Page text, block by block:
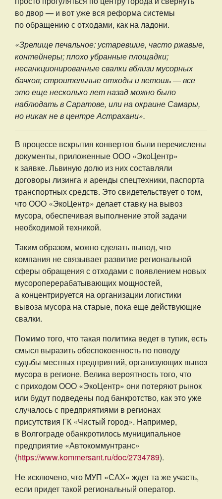
во двор — и вот уже вся реформа системы
по обращению с отходами, как на ладони.
«Зрелище печальное: устаревшие, часто ржавые,
контейнеры; плохо убранные площадки;
несанкционированные свалки вблизи мусорных
бачков; строительные отходы и ветошь — все
это еще несколько лет назад можно было
наблюдать в Саратове, или на окраине Самары,
но никак не в центре Астрахани».
В процессе вскрытия конвертов были перечислены
документы, приложенные ООО «ЭкоЦентр»
к заявке. Львиную долю из них составляли
договоры лизинга и аренды спецтехники, паспорта
транспортных средств. Это свидетельствует о том,
что ООО «ЭкоЦентр» делает ставку на вывоз
мусора, обеспечивая выполнение этой задачи
необходимой техникой.
Таким образом, можно сделать вывод, что
компания не связывает развитие региональной
сферы обращения с отходами с появлением новых
мусороперерабатывающих мощностей,
а концентрируется на организации логистики
вывоза мусора на старые, пока еще действующие
свалки.
Помимо того, что такая политика ведет в тупик, есть
смысл выразить обеспокоенность по поводу
судьбы местных предприятий, организующих вывоз
мусора в регионе. Велика вероятность того, что
с приходом ООО «ЭкоЦентр» они потеряют рынок
или будут подведены под банкротство, как это уже
случалось с предприятиями в регионах
присутствия ГК «Чистый город». Например,
в Волгограде обанкротилось муниципальное
предприятие «Автокоммунтранс»
(https://www.kommersant.ru/doc/2734789).
Не исключено, что МУП «САХ» ждет та же участь,
если придет такой региональный оператор.